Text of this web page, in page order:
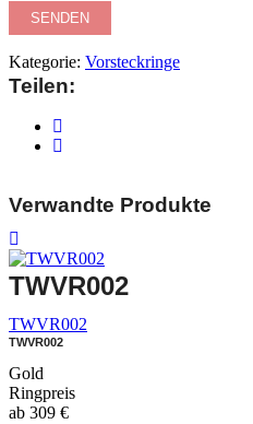
Kategorie: Vorsteckringe
Teilen:
Verwandte Produkte
TWVR002
TWVR002
TWVR002
Gold
Ringpreis
ab 309 €